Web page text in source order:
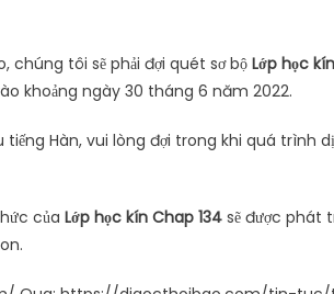
chúng tôi sẽ phải đợi quét sơ bộ Lớp học
khoảng ngày 30 tháng 6 năm 2022.
tiếng Hàn, vui lòng đợi trong khi quá trình
của Lớp học kín Chap 134 sẽ được phát